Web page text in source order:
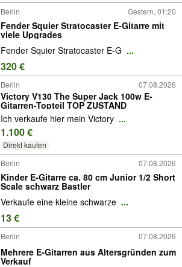
Berlin Gestern, 01:20
Fender Squier Stratocaster E-Gitarre mit
viele Upgrades
Fender Squier Stratocaster E-G ...
320 €
Berlin 07.08.2026
Victory V130 The Super Jack 100w E-
Gitarren-Topteil TOP ZUSTAND
Ich verkaufe hier mein Victory ...
1.100 €
Direkt kaufen
Berlin
07.08.2026
Kinder E-Gitarre ca. 80 cm Junior 1/2 Short
Scale schwarz Bastler
Verkaufe eine kleine schwarze ...
13 €
Berlin 07.08.2026
Mehrere E-Gitarren aus Altersgründen zum
Verkauf